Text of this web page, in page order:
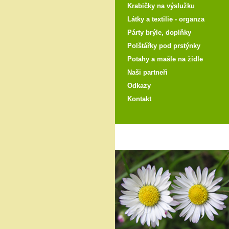
Krabičky na výslužku
Látky a textilie - organza
Párty brýle, doplňky
Polštářky pod prstýnky
Potahy a mašle na židle
Naši partneři
Odkazy
Kontakt